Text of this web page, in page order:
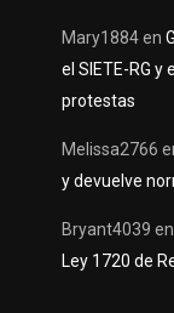
Mary1884en
el SIETE-RG
protestas
Melissa2766
y devuelve
Bryant4039 en
Ley 1720 de